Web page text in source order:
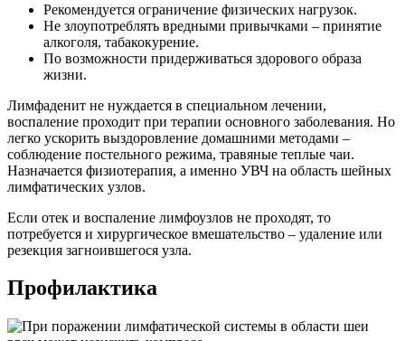
Рекомендуется ограничение физических нагрузок.
Не злоупотреблять вредными привычками – принятие
алкоголя, табакокурение.
По возможности придерживаться здорового образа
жизни.
Лимфаденит не нуждается в специальном лечении,
воспаление проходит при терапии основного заболевания. Но
легко ускорить выздоровление домашними методами –
соблюдение постельного режима, травяные теплые чаи.
Назначается физиотерапия, а именно УВЧ на область шейных
лимфатических узлов.
Если отек и воспаление лимфоузлов не проходят, то
потребуется и хирургическое вмешательство – удаление или
резекция загноившегося узла.
Профилактика